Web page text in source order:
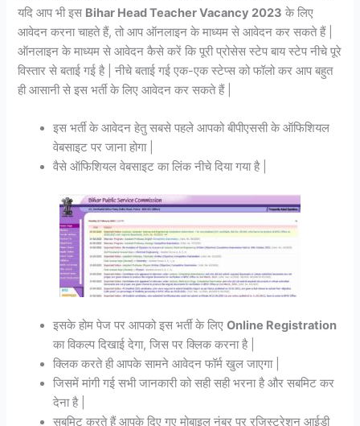
यदि आप भी इस Bihar Head Teacher Vacancy 2023 के लिए
आवेदन करना चाहते हैं, तो आप ऑनलाइन के माध्यम से आवेदन कर सकते हैं |
ऑनलाइन के माध्यम से आवेदन कैसे करें कि पूरी प्रोसेस स्टेप बाय स्टेप नीचे पूरे
विस्तार से बताई गई है | नीचे बताई गई एक-एक स्टेप्स को फॉलो कर आप बहुत
ही आसानी से इस भर्ती के लिए आवेदन कर सकते हैं |
इस भर्ती के आवेदन हेतु सबसे पहले आपको बीपीएससी के ऑफिशियल
वेबसाइट पर जाना होगा |
वैसे ऑफिशियल वेबसाइट का लिंक नीचे दिया गया है |
इसके होम पेज पर आपको इस भर्ती के लिएOnline Registration
का विकल्प दिखाई देगा, जिस पर क्लिक करना है |
क्लिक करते ही आपके सामने आवेदन फॉर्म खुल जाएगा |
जिसमें मांगी गई सभी जानकारी को सही सही भरना है और सबमिट कर
देना है |
सबमिट करते हैं आपके दिए गए मोबाइल नंबर पर रजिस्ट्रेशन आईडी